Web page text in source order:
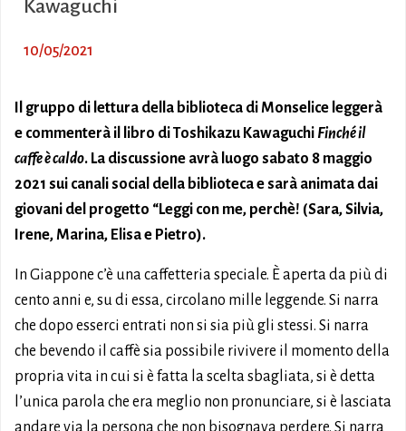
Kawaguchi
10/05/2021
Il gruppo di lettura della biblioteca di Monselice leggerà
e commenterà il libro di Toshikazu Kawaguchi Finché il
caffe è caldo. La discussione avrà luogo sabato 8 maggio
2021 sui canali social della biblioteca e sarà animata dai
giovani del progetto “Leggi con me, perchè! (Sara, Silvia,
Irene, Marina, Elisa e Pietro).
In Giappone c’è una caffetteria speciale. È aperta da più di
cento anni e, su di essa, circolano mille leggende. Si narra
che dopo esserci entrati non si sia più gli stessi. Si narra
che bevendo il caffè sia possibile rivivere il momento della
propria vita in cui si è fatta la scelta sbagliata, si è detta
l’unica parola che era meglio non pronunciare, si è lasciata
andare via la persona che non bisognava perdere. Si narra